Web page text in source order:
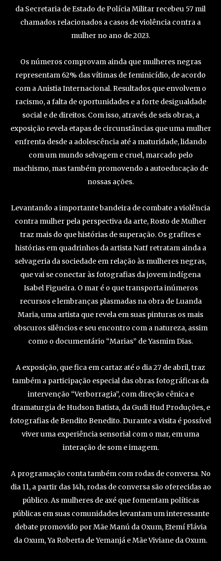
da Secretaria de Estado de Polícia Militar recebeu 57 mil
chamados relacionados a casos de violência contra a
mulher no ano de 2023.
Os números comprovam ainda que mulheres negras
representam 62% das vítimas de feminicídio, de acordo
com a Anistia Internacional. Resultados que envolvem o
racismo, a falta de oportunidades e a forte desigualdade
social e de direitos. Com isso, através de seis obras, a
exposição revela etapas de circunstâncias que uma mulher
enfrenta desde a adolescência até a maturidade, lidando
com um mundo selvagem e cruel, marcado pelo
machismo, mas também promovendo a autoeducação de
nossas ações.
Levantando a importante bandeira de combate a violência
contra mulher pela perspectiva da arte, Rosto de Mulher
traz mais do que histórias de superação. Os grafites e
histórias em quadrinhos da artista Natf retratam ainda a
selvageria da sociedade em relação às mulheres negras,
que vai se conectar às fotografias da jovem indígena
Isabel Figueira. O mar é o que transporta inúmeros
recursos e lembranças plasmadas na obra de Luanda
Maria, uma artista que revela em suas pinturas os mais
obscuros silêncios e seu encontro com a natureza, assim
como o documentário “Marias” de Yasmim Dias.
A exposição, que fica em cartaz até o dia 27 de abril, traz
também a participação especial das obras fotográficas da
intervenção “Verborragia”, com direção cênica e
dramaturgia de Hudson Batista, da Gudi Hud Produções, e
fotografias de Bendito Benedito. Durante a visita é possível
viver uma experiência sensorial com o mar, em uma
interação de som e imagem.
A programação conta também com rodas de conversa. No
dia 11, a partir das 14h, rodas de conversa são oferecidas ao
público. As mulheres de axé que fomentam políticas
públicas em suas comunidades levantam um interessante
debate promovido por Mãe Manú da Oxum, Etemí Flávia
da Oxum, Ya Roberta de Yemanjá e Mãe Viviane da Oxum.